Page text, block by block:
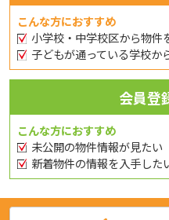
こんな方におすすめ
小学校・中学校区から物件
子どもが通っている学校か
会員登
こんな方におすすめ
未公開の物件情報が見たい
新着物件の情報を入手した